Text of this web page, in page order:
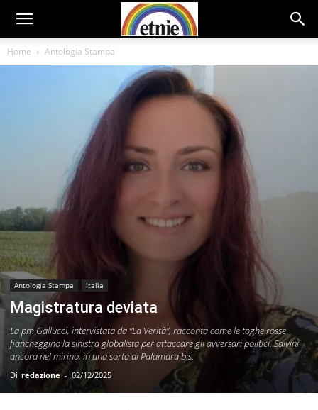
Home Antologia Stampa
Antologia Stampa italia
Magistratura deviata
La pm Gallucci, intervistata da “La Verità”, racconta come le toghe rosse
fiancheggino la sinistra globalista per attaccare gli avversari politici. Salvini
ancora nel mirino, in una sorta di Palamara bis.
Di redazione - 02/12/2025